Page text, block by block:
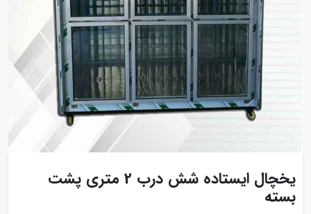
یخچال ایستاده شش درب 2 متری پشت
بسته